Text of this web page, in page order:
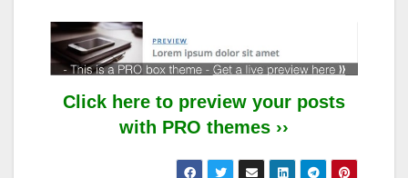
Click here to preview your posts
with PRO themes ››